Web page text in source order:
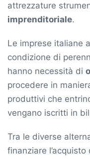
attrezzature
imprenditoriale.
Le imprese italiane
condizione di
hanno necessità di
procedere in
produttivi che
vengano iscritti in
Tra le diverse
finanziare